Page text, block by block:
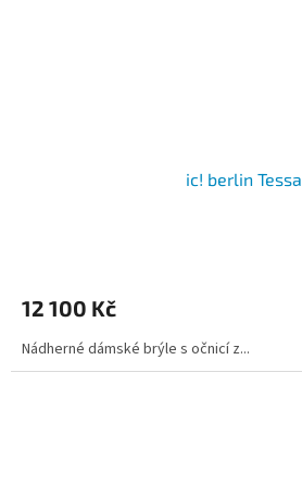
ic! berlin Tessa
12 100 Kč
Nádherné dámské brýle s očnicí z...